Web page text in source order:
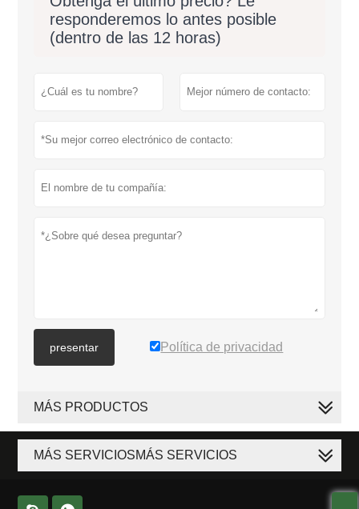
responderemos lo antes posible
(dentro de las 12 horas)
presentar Política de privacidad
MÁS PRODUCTOS
MÁS SERVICIOSMÁS SERVICIOS